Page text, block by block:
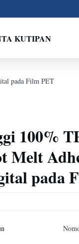
KUTIPAN
pada Film PET
100%
Melt
pada